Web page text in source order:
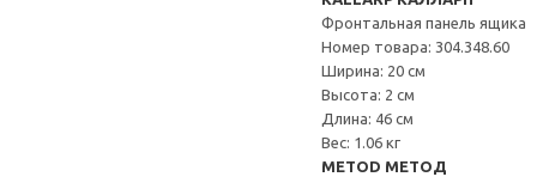
Фронтальная панель ящика
Номер товара: 304.348.60
Ширина: 20 см
Высота: 2 см
Длина: 46 см
Вес: 1.06 кг
METOD МЕТОД